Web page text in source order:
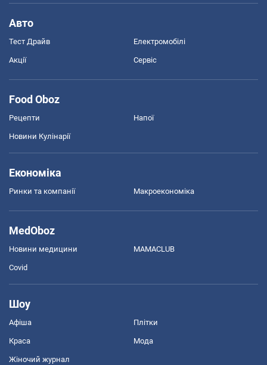
Авто
Тест Драйв Електромобілі
Акції Сервіс
Food Oboz
Рецепти Напої
Новини Кулінарії
Економіка
Ринки та компанії Макроекономіка
MedOboz
Новини медицини MAMACLUB
Covid
Шоу
Афіша Плітки
Краса Мода
Жіночий журнал